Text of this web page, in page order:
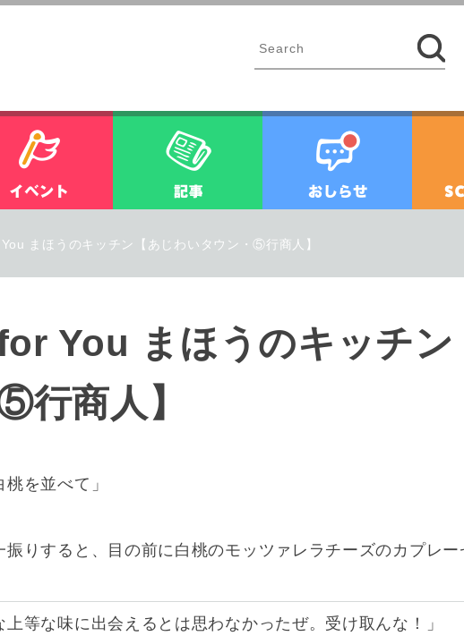
イベント 記事 お知らせ
まほうのキッチン【あじわいタウン・⑤行商人】
You まほうのキッチン
行商人】
を並べて」
振りすると、目の前に白桃のモッツァレラチーズのカプレ
上等な味に出会えるとは思わなかったぜ。受け取んな！ 」